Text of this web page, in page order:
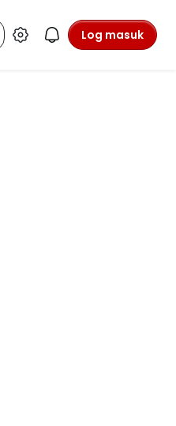
Log masuk